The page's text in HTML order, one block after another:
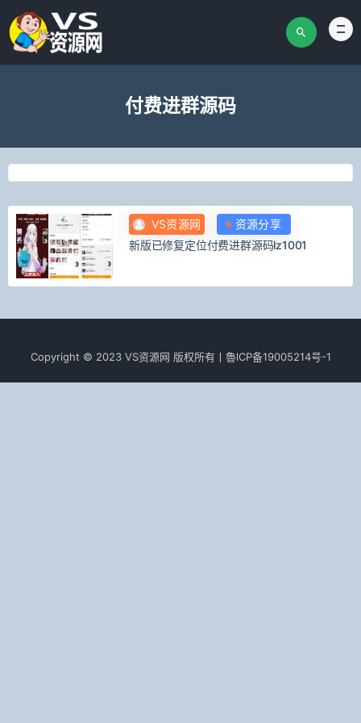
付费进群源码
VS资源网
资源分享
新版已修复定位付费进群源码lz1001
Copyright © 2023 VS资源网 版权所有丨魯lCР­­­­­­备19005214号-1